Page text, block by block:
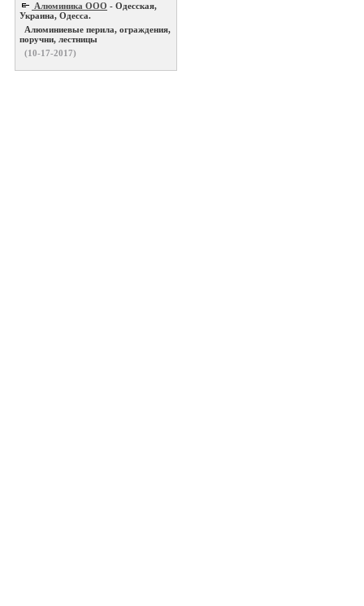
Алюминика ООО - Одесская,
Украина, Одесса.
Алюминиевые перила, ограждения,
поручни, лестницы
(10-17-2017)